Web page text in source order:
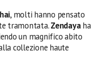
, molti hanno pensato
tramontata.Zendayaha
un magnifico abito
collezione haute